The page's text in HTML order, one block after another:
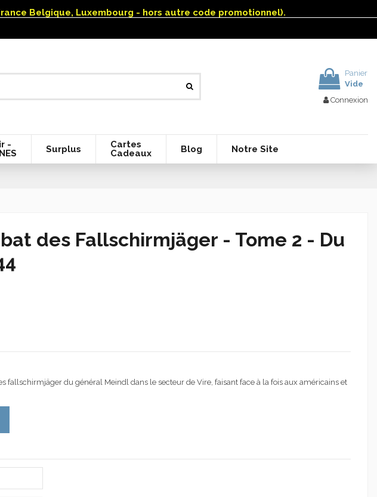
Belgique, Luxembourg - hors autre code promotionnel).
Panier
Vide
Connexion
-
Surplus
Cartes
Cadeaux
Blog Notre Site
des Fallschirmjäger - Tome 2 - Du
fallschirmjäger du général Meindl dans le secteur de Vire, faisant face à la fois aux américains et